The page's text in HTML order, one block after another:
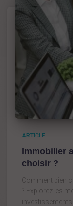
ARTICLE
Immobilier
choisir ?
Comment bien
? Explorez les